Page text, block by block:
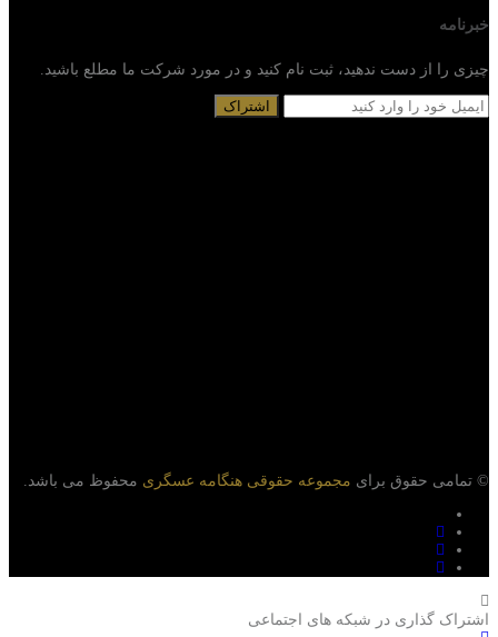
خبرنامه
چیزی را از دست ندهید، ثبت نام کنید و در مورد شرکت ما مطلع باشید.
© تمامی حقوق برای مجموعه حقوقی هنگامه عسگری محفوظ می باشد.
اشتراک گذاری در شبکه های اجتماعی